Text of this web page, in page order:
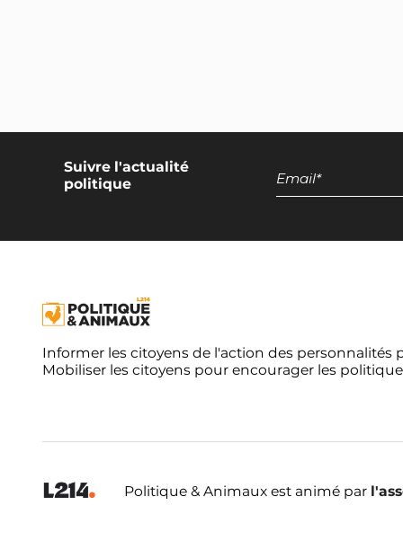
Suivre l'actualité
politique
Informer les citoyens de l'action des personnalités
Mobiliser les citoyens pour encourager les
Politique & Animaux est animé par